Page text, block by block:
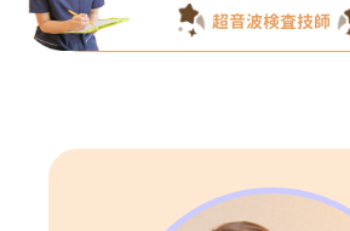
超音波検査技師